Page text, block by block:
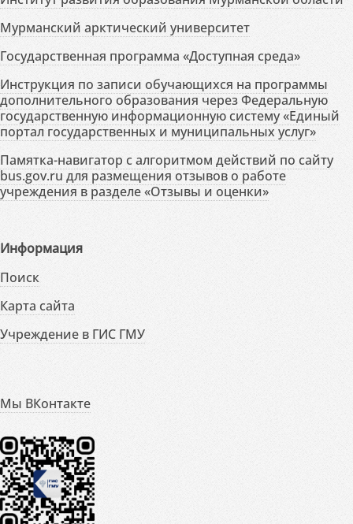
Мурманский арктический университет
Государственная программа «Доступная среда»
Инструкция по записи обучающихся на программы
дополнительного образования через Федеральную
государственную информационную систему «Единый
портал государственных и муниципальных услуг»
Памятка-навигатор с алгоритмом действий по сайту
bus.gov.ru для размещения отзывов о работе
учреждения в разделе «Отзывы и оценки»
Информация
Поиск
Карта сайта
Учреждение в ГИС ГМУ
Мы ВКонтакте